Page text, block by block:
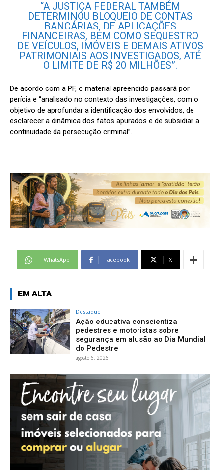
“A JUSTIÇA FEDERAL TAMBÉM
DETERMINOU BLOQUEIO DE CONTAS
BANCÁRIAS, DE APLICAÇÕES
FINANCEIRAS, BEM COMO SEQUESTRO
DE VEÍCULOS, IMÓVEIS E DEMAIS ATIVOS
PATRIMONIAIS AOS INVESTIGADOS, ATÉ
O LIMITE DE R$ 20 MILHÕES”.
De acordo com a PF, o material apreendido passará por
perícia e “analisado no contexto das investigações, com o
objetivo de aprofundar a identificação dos envolvidos, de
esclarecer a dinâmica dos fatos apurados e de subsidiar a
continuidade da persecução criminal”.
WhatsApp Facebook X
EM ALTA
Destaque
Ação educativa conscientiza
pedestres e motoristas sobre
segurança em alusão ao Dia Mundial
do Pedestre
agosto 6, 2026